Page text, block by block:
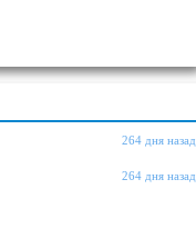
264 дня назад
264 дня назад